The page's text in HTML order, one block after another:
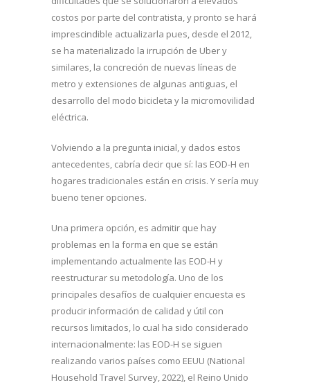
costos por parte del contratista, y pronto se hará
imprescindible actualizarla pues, desde el 2012,
se ha materializado la irrupción de Uber y
similares, la concreción de nuevas líneas de
metro y extensiones de algunas antiguas, el
desarrollo del modo bicicleta y la micromovilidad
eléctrica.
Volviendo a la pregunta inicial, y dados estos
antecedentes, cabría decir que sí: las EOD-H en
hogares tradicionales están en crisis. Y sería muy
bueno tener opciones.
Una primera opción, es admitir que hay
problemas en la forma en que se están
implementando actualmente las EOD-H y
reestructurar su metodología. Uno de los
principales desafíos de cualquier encuesta es
producir información de calidad y útil con
recursos limitados, lo cual ha sido considerado
internacionalmente: las EOD-H se siguen
realizando varios países como EEUU (National
Household Travel Survey, 2022), el Reino Unido